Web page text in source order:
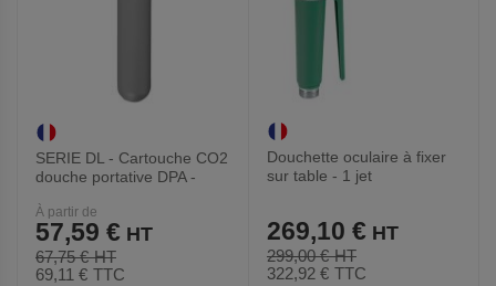
SERIE DL - Cartouche CO2
douche portative DPA -
À partir de
67,75 €
57,59 €
69,11 € TTC
Douchette oculaire à fixer
sur table - 1 jet
299,00 €
269,10 €
322,92 € TTC